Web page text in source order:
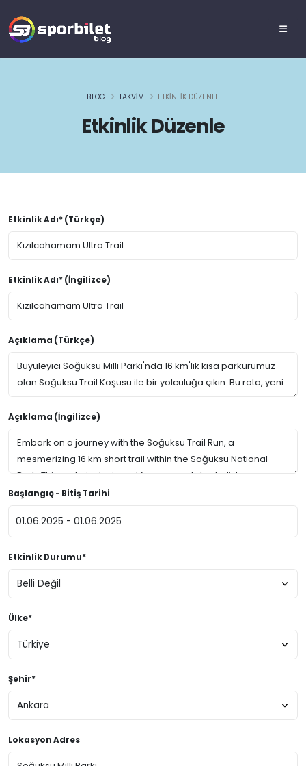
Etkinlik Düzenle
BLOG TAKVIM ETKINLIK DÜZENLE
Etkinlik Adı* (Türkçe)
Etkinlik Adı* (İngilizce)
Açıklama (Türkçe)
Açıklama (İngilizce)
Başlangıç - Bitiş Tarihi
Etkinlik Durumu*
Ülke*
Şehir*
Lokasyon Adres